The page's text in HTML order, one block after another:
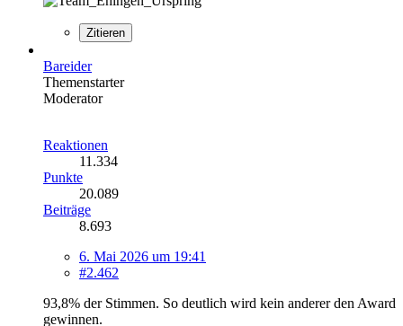
Zitieren
Bareider
Themenstarter
Moderator
Reaktionen
11.334
Punkte
20.089
Beiträge
8.693
6. Mai 2026 um 19:41
#2.462
93,8% der Stimmen. So deutlich wird kein anderer den Award
gewinnen.